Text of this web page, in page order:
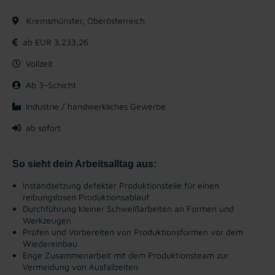
Kremsmünster, Oberösterreich
ab EUR 3.233,26
Vollzeit
Ab 3-Schicht
Industrie / handwerkliches Gewerbe
ab sofort
So sieht dein Arbeitsalltag aus:
Instandsetzung defekter Produktionsteile für einen
reibungslosen Produktionsablauf
Durchführung kleiner Schweißarbeiten an Formen und
Werkzeugen
Prüfen und Vorbereiten von Produktionsformen vor dem
Wiedereinbau
Enge Zusammenarbeit mit dem Produktionsteam zur
Vermeidung von Ausfallzeiten